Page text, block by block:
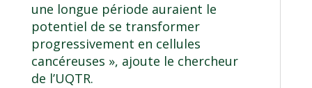
une longue période auraient le
potentiel de se transformer
progressivement en cellules
cancéreuses », ajoute le chercheur
de l’UQTR.